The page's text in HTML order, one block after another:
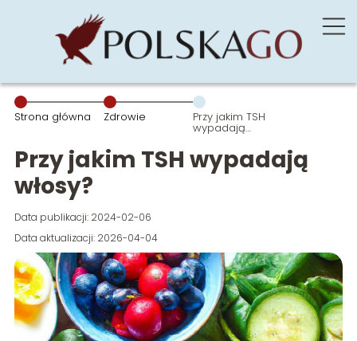
Strona główna Zdrowie Przy jakim TSH
wypadają
włosy?
Przy jakim TSH wypadają
włosy?
Data publikacji: 2024-02-06
Data aktualizacji: 2026-04-04